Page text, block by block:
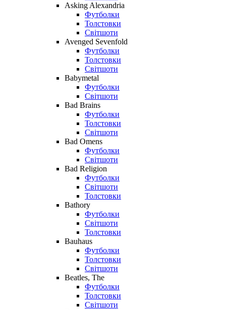
Asking Alexandria
Футболки
Толстовки
Світшоти
Avenged Sevenfold
Футболки
Толстовки
Світшоти
Babymetal
Футболки
Світшоти
Bad Brains
Футболки
Толстовки
Світшоти
Bad Omens
Футболки
Світшоти
Bad Religion
Футболки
Світшоти
Толстовки
Bathory
Футболки
Світшоти
Толстовки
Bauhaus
Футболки
Толстовки
Світшоти
Beatles, The
Футболки
Толстовки
Світшоти